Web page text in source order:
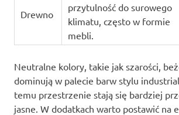
Drewno
przytulność do surowego
klimatu, często w formie
mebli.
Neutralne kolory, takie jak szarości,
dominują w palecie barw stylu
temu przestrzenie stają się bardziej
jasne. W dodatkach warto postawić na